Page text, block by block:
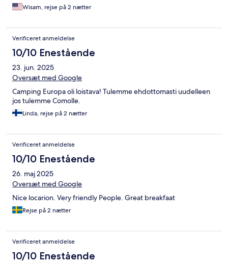
Wisam, rejse på 2 nætter
Verificeret anmeldelse
10/10 Enestående
23. jun. 2025
Oversæt med Google
Camping Europa oli loistava! Tulemme ehdottomasti uudelleen
jos tulemme Comolle.
Linda, rejse på 2 nætter
Verificeret anmeldelse
10/10 Enestående
26. maj 2025
Oversæt med Google
Nice locarion. Very friendly People. Great breakfaat
Rejse på 2 nætter
Verificeret anmeldelse
10/10 Enestående